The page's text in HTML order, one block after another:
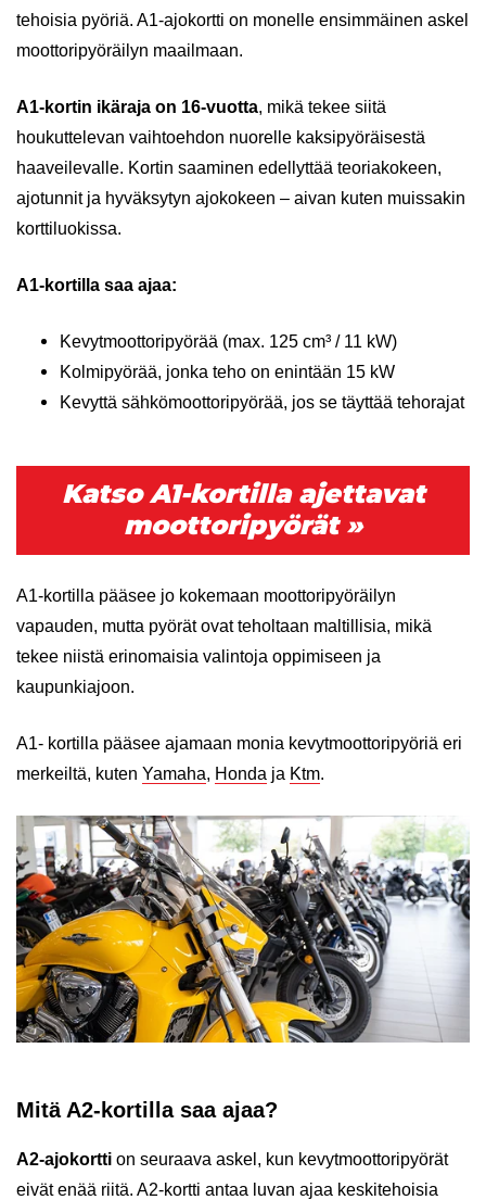
tehoisia pyöriä. A1-ajokortti on monelle ensimmäinen askel
moottoripyöräilyn maailmaan.
A1-kortin ikäraja on 16-vuotta, mikä tekee siitä
houkuttelevan vaihtoehdon nuorelle kaksipyöräisestä
haaveilevalle. Kortin saaminen edellyttää teoriakokeen,
ajotunnit ja hyväksytyn ajokokeen – aivan kuten muissakin
korttiluokissa.
A1-kortilla saa ajaa:
Kevytmoottoripyörää (max. 125 cm³ / 11 kW)
Kolmipyörää, jonka teho on enintään 15 kW
Kevyttä sähkömoottoripyörää, jos se täyttää tehorajat
Katso A1-kortilla ajettavat
moottoripyörät »
A1-kortilla pääsee jo kokemaan moottoripyöräilyn
vapauden, mutta pyörät ovat teholtaan maltillisia, mikä
tekee niistä erinomaisia valintoja oppimiseen ja
kaupunkiajoon.
A1- kortilla pääsee ajamaan monia kevytmoottoripyöriä eri
merkeiltä, kuten Yamaha, Honda ja Ktm.
Mitä A2-kortilla saa ajaa?
A2-ajokortti on seuraava askel, kun kevytmoottoripyörät
eivät enää riitä. A2-kortti antaa luvan ajaa keskitehoisia